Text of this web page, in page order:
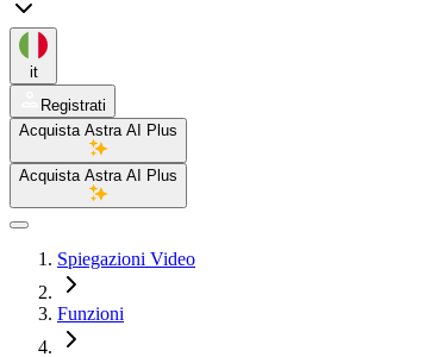
it
Registrati
Acquista Astra AI Plus
Acquista Astra AI Plus
Spiegazioni Video
Funzioni